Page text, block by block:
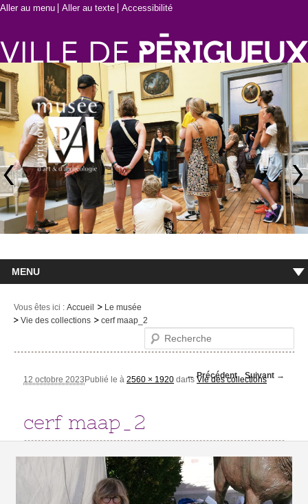
Aller au menu Aller au texte Accessibilité
MENU
Le musée
Visites et activités
Evénements et expositions
Vous êtes ici : Accueil
Le musée
Vie des collections
cerf maap_2
Recherche
Navigation des
← Précédent Suivant →
cerf maap_2
Publié le
12 octobre 2023 à2560 × 1920 dansVie des collections